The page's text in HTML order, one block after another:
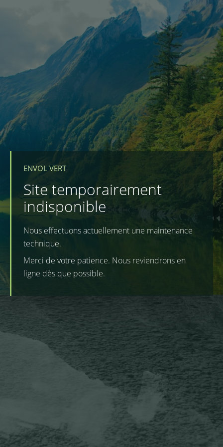
ENVOL VERT
Site temporairement
indisponible
Nous effectuons actuellement une maintenance
technique.
Merci de votre patience. Nous reviendrons en
ligne dès que possible.